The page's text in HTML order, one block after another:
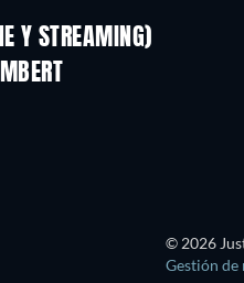
Y STREAMING)
© 2026
Gestión